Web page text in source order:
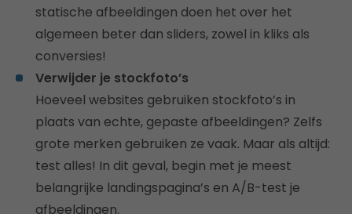
statische afbeeldingen doen het over het
algemeen beter dan sliders, zowel in kliks als
conversies!
Verwijder je stockfoto’s
Hoeveel websites gebruiken stockfoto’s in
plaats van echte, gepaste afbeeldingen? Zelfs
grote merken gebruiken ze vaak. Maar als altijd:
test alles! In dit geval, begin met je meest
belangrijke landingspagina’s en A/B-test je
afbeeldingen.